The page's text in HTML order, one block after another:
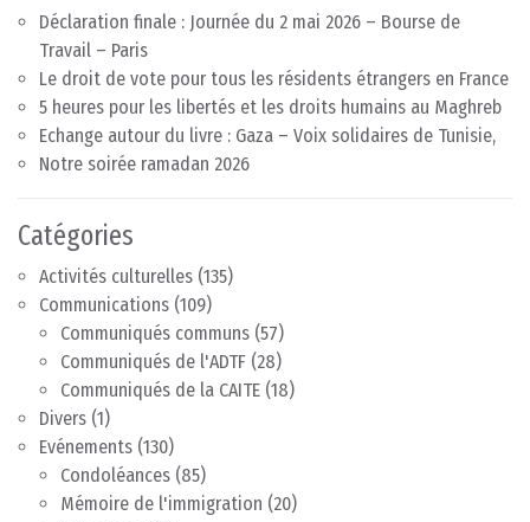
Déclaration finale : Journée du 2 mai 2026 – Bourse de
Travail – Paris
Le droit de vote pour tous les résidents étrangers en France
5 heures pour les libertés et les droits humains au Maghreb
Echange autour du livre : Gaza – Voix solidaires de Tunisie,
Notre soirée ramadan 2026
Catégories
Activités culturelles (135)
Communications (109)
Communiqués communs (57)
Communiqués de l'ADTF (28)
Communiqués de la CAITE (18)
Divers (1)
Evénements (130)
Condoléances (85)
Mémoire de l'immigration (20)